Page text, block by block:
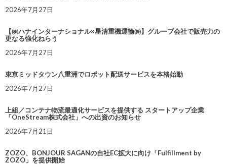
2026年7月27日
【㈱ハナインターナショナル×星清重機運輸㈱】グループ会社で販売力の
更なる強化ねらう
2026年7月27日
東京ミッドタウン八重洲でロボット配送サービスを本格始動
2026年7月27日
上組／コンテナ物流最適化サービスを提供する スタートアップ企業
「OneStream株式会社」への出資のお知らせ
2026年7月21日
ZOZO、BONJOUR SAGANの自社EC拡大に向け「Fulfillment by
ZOZO」を提供開始